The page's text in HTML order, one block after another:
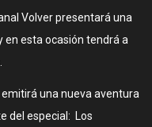
Volver presentará una
en esta ocasión tendrá a
emitirá una nueva aventura
del especial: Los